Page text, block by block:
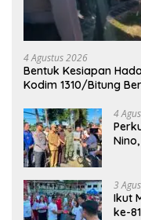
4 Agustus 2026
Bentuk Kesiapan
Kodim 1310/Bitung
Bencana
4
3
Ikut
ke-